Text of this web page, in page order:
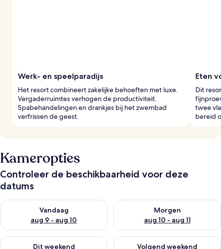
Werk- en speelparadijs
Het resort combineert zakelijke behoeften met luxe.
Vergaderruimtes verhogen de productiviteit.
Spabehandelingen en drankjes bij het zwembad
verfrissen de geest.
Eten
Dit
twee
bereid
Kameropties
Controleer de beschikbaarheid voor deze
datums
Vandaag
aug 9 - aug 10
De beschikbaarheid controleren voor vanavond aug 9 - aug
Morgen
aug 10 - aug 11
De beschikbaarheid
Dit weekend
De beschikbaarheid controleren voor dit weekend aug 14 -
Volgend weekend
De beschikbaarheid